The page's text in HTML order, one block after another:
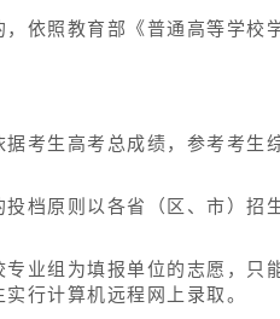
依照教育部《普通高等学校
考生高考总成绩，参考考生
档原则以各省（区、市）招
业组为填报单位的志愿，只
行计算机远程网上录取。